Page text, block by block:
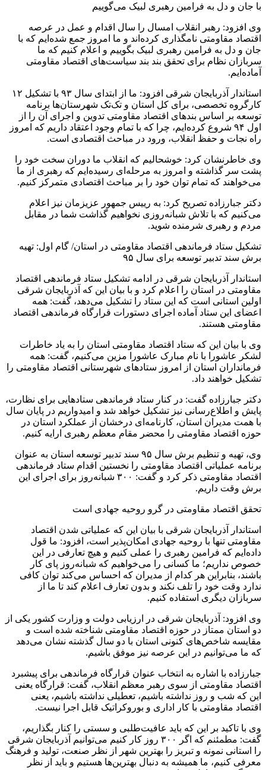
با جان و دل به فرامین رهبری لبیک می‌گوییم
وی افزود: رهبر انقلاب امسال را سال اقدام و عمل در عرصه
اقتصاد مقاومتی نامگذاری کرده‌اند و ما امروز جمع شده‌ایم که با
جان و دل به فرامین رهبری لبیک بگوییم و اعلام کنیم که ما
سربازان نظام برای تحقق بند بند سیاست‌های اقتصاد مقاومتی
آماده‌ایم.
استاندار آذربایجان شرقی افزود: ما از ابتدای سال ۹۳ با تشکیل ۱۲
کارگروه تخصصی، برای کل استان و تک‌تک شهرستان‌ها برنامه
توسعه بر اساس بندهای اقتصاد مقاومتی تدوین و اجرای آن را از
اول ۹۴ شروع کرده‌ایم، چرا که با تمام وجود اعتقاد داریم که امروز
راه نجات و حفظ انقلاب، ورود در مباحث اقتصادی است.
وی خاطرنشان کرد: خوشحالیم که انقلاب ما دوران سخت خود را
پشت سر گذاشته و امروز به مرحله‌ای رسیده‌ایم که رهبری از ما
می‌خواهند که تمام توان خود را بر مباحث اقتصادی متمرکز کنیم.
دکتر جبارزاده تصریح کرد: به رییس جمهور عزیزمان نیز اعلام
می‌کنیم که با تلاش شبانه‌روزی نخواهیم گذاشت شما در مقابل
مردم و رهبری شرمنده شوید.
تشکیل ستاد فرماندهی اقتصاد مقاومتی در استان/ گام اول: تهیه
برش سند تدبیر توسعه برای سال ۹۵
استاندار آذربایجان شرقی در ادامه تشکیل ستاد فرماندهی اقتصاد
مقاومتی در استان را اعلام کرد و با بیان این که آذربایجان شرقی
اولین استانی است که این ستاد را تشکیل می‌دهد، گفت: همه
اعضای این ستاد آماده اجرای دستورات قرارگاه فرماندهی اقتصاد
مقاومتی هستند.
وی با بیان این که ستاد اقتصاد مقاومتی استان را به یاد خاطرات
لشکر عاشورا با نام مبارک عاشورا مزین می‌کنیم، گفت: همه
فرمانداران استان از امروز ستادهای شهرستانی اقتصاد مقاومتی را
تشکیل خواهند داد.
دکتر جبارزاده گفت: در کنار ستاد فرماندهی ستادهایی برای نظارت،
پایش و اطلاع‌رسانی نیز تشکیل خواهد شد و امیدواریم در پایان سال
با همت مدیران استان، کارنامه‌ای درخشان از عملکرد استان در
حوزه اقتصاد مقاومتی را محضر مقام معظم رهبری ارایه کنیم.
وی، تهیه و تنظیم برش سال ۹۵ سند تدبیر توسعه استان به عنوان
برنامه عملیاتی اقتصاد مقاومتی را نخستین اقدام ستاد فرماندهی
اقتصاد مقاومتی ذکر کرد و گفت: ۳۰۰ شبانه‌روز برای اجرای این
برش وقت داریم.
تحقق اقتصاد مقاومتی در گرو روحیه جهادی است
استاندار آذربایجان شرقی با بیان این که عملیاتی شدن اقتصاد
مقاومتی تنها با روحیه جهادی امکان‌پذیر است، افزود: ما قول
داده‌ایم که فرامین رهبری را عملی کنیم و هیچ تعارفی در این
خصوص نداریم؛ ما کسانی را می‌خواهیم که شبانه‌روز پای کار
باشند، بنابراین هر کدام از مدیران که احساس می‌کند توان کافی
ندارد وقت خود را تلف نکند و بدون تعارف اعلام کند تا ما از
سربازان دیگری استفاده کنیم.
وی افزود: آذربایجان شرقی در ارزیابی دولت و وزارت کشور یکی از
دو استان ممتاز در حوزه اقتصاد مقاومتی شناخته شده است و
مقایسه شاخص‌های کنونی استان با دو سال گذشته نشان می‌دهد
که ما می‌توانیم در این عرصه نیز موفق باشیم.
جبارزاده با اشاره به انتخاب عنوان قرارگاه فرماندهی برای پیشبرد
اقتصاد مقاومتی از سوی رهبر معظم انقلاب، گفت: قرارگاه یعنی
این که شب و روز نداشته باشیم، تعطیلی نداشته باشیم، یعنی
اقتصاد مقاومتی با کار اداری و بوروکراتیک قابل اجرا نیست.
وی با تاکید بر این که باید عافیت‌طلبی و سستی را کنار بگذاریم،
گفت: مطمئنم که اگر ۳۰۰ روز کار کنیم می‌توانیم آذربایجان شرقی
را استانی نمونه و تبریز را بهترین شهر از نظر صنعت، تولید و فرهنگ
معرفی کنیم، ما همیشه به دنبال بهترین‌ها هستیم و باید از نظر